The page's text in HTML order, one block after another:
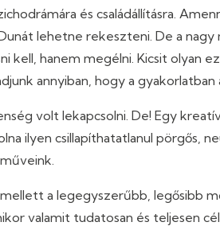
és családállításra.
lehetne rekeszteni. De a nagy
kell, hanem megélni. Kicsit olyan
annyiban, hogy a gyakorlatban
volt lekapcsolni. De! Egy kreatív
ilyen csillapíthatatlanul pörgős,
mellett a legegyszerűbb, legősibb
valamit tudatosan és teljesen